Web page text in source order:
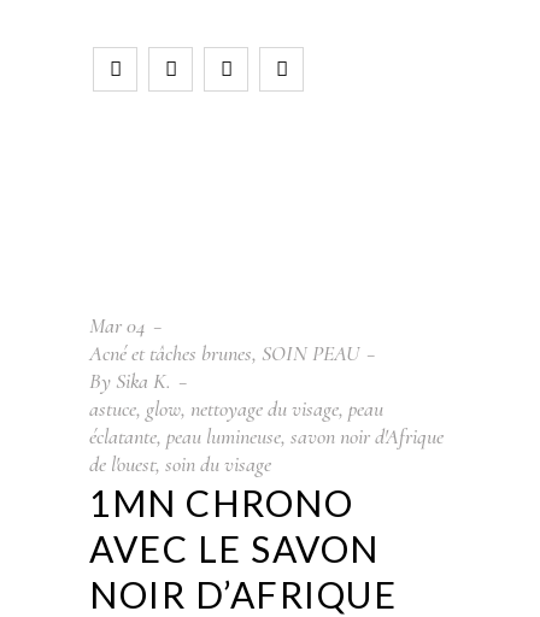
Mar04
Acné et tâches brunes, SOIN PEAU
By Sika K.
astuce, glow, nettoyage du visage, peau
éclatante, peau lumineuse, savon noir d'Afrique
de l'ouest, soin du visage
1MN CHRONO
AVEC LE SAVON
NOIR D’AFRIQUE